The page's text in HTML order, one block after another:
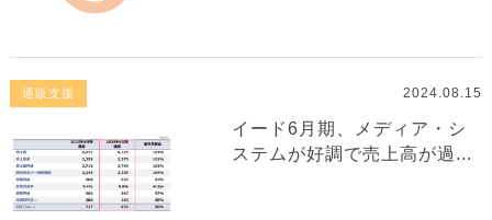
通販支援 2024.08.15
イード6月期、メディア・シ
ステムが好調で売上高が過...